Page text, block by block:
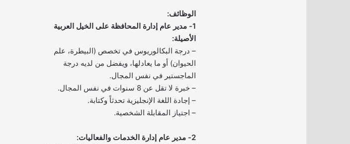
الوظائف:
1- مدير عام إدارة المحافظة على الخيل العربية
الأصيلة:
– درجة البكالوريوس في تخصص (البيطرة، علم
الحيوان) أو ما يعادلها، ويفضل من لديه درجة
الماجستير في نفس المجال.
– خبرة لا تقل عن 8 سنوات في نفس المجال.
– إجادة اللغة الإنجليزية تحدثاً وكتابة.
– اجتياز المقابلة الشخصية.
2- مدير عام إدارة الخدمات والفعاليات: